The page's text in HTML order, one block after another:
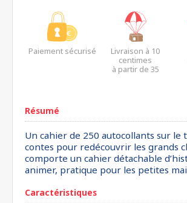
Paiement sécurisé
Livraison à 10
centimes
à partir de 35
Résumé
Un cahier de 250 autocollants sur le
contes pour redécouvrir les grands
comporte un cahier détachable
animer, pratique pour les petites
Caractéristiques